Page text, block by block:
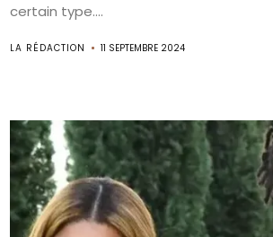
certain type....
LA RÉDACTION 11 SEPTEMBRE 2024